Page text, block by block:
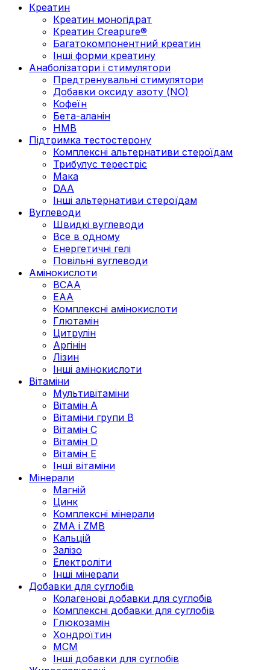
Креатин
Креатин моногідрат
Креатин Creapure®
Багатокомпонентний креатин
Інші форми креатину
Анаболізатори і стимулятори
Предтренувальні стимулятори
Добавки оксиду азоту (NO)
Кофеїн
Бета-аланін
HMB
Підтримка тестостерону
Комплексні альтернативи стероїдам
Трибулус терестріс
Мака
DAA
Інші альтернативи стероїдам
Вуглеводи
Швидкі вуглеводи
Все в одному
Енергетичні гелі
Повільні вуглеводи
Амінокислоти
BCAA
EAA
Комплексні амінокислоти
Глютамін
Цитрулін
Аргінін
Лізин
Інші амінокислоти
Вітаміни
Мультивітаміни
Вітамін А
Вітаміни групи В
Вітамін C
Вітамін D
Вітамін Е
Інші вітаміни
Мінерали
Магній
Цинк
Комплексні мінерали
ZMA і ZMB
Кальцій
Залізо
Електроліти
Інші мінерали
Добавки для суглобів
Колагенові добавки для суглобів
Комплексні добавки для суглобів
Глюкозамін
Хондроїтин
МСМ
Інші добавки для суглобів